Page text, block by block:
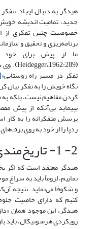
هیدگر به دنبال ایجاد
جدید، تمامیت اندیشه
خصوصیت چنین تفکری از
برنامه‌ریزی و تحقیق و
ما از پیش برای خود
(
1962:289،Heidegger
). وی
تفکر در مسیر راه روستایی»
نگاه خویش را به تفکر بیان
کردن مفاهیم نیست، بلکه
بپیماید بی‌آنکه از پیش
پرسش متفکرانه را به کار
ردپا را از خود به روی
2- 1- تاریخ‌مندی فهم دازین (Dasein)
هیدگر معتقد است که اگر
نماییم، لزوماً باید به
و شکوفا می‌نماید. نتیجه
کنیم که دارای خاصیت
هیدگر، این موجود همان
رویکردی هرمنوتیکال، باید